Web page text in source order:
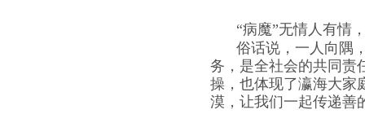
“病魔”无情人有情
俗话说，一人向隅
务，是全社会的共同责
操，也体现了瀛海大家
漠，让我们一起传递善